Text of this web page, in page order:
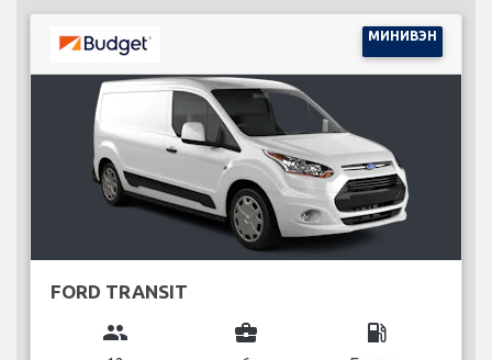
МИНИВЭН
FORD TRANSIT
group business_center local_gas_station